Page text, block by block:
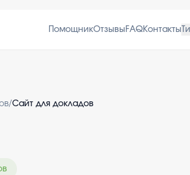
ПомощникОтзывы FAQКонтакты
/Сайт для докладов